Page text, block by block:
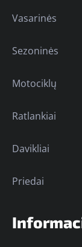
Vasarinės
Sezoninės
Motociklų
Ratlankiai
Davikliai
Priedai